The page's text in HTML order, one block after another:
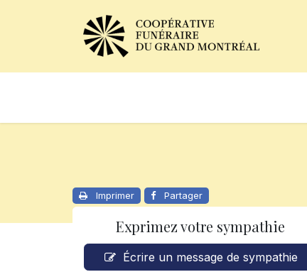
Imprimer Partager
Exprimez votre sympathie
Écrire un message de sympathie